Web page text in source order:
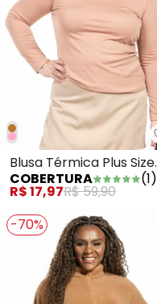
Blusa Térmica Plus Size
Marrom
COBERTURA (1)
R$ 17,97R$ 59,90
-70%